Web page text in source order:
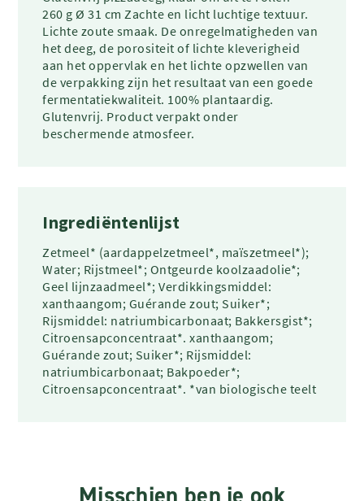
260 g Ø 31 cm Zachte en licht luchtige textuur.
Lichte zoute smaak. De onregelmatigheden van
het deeg, de porositeit of lichte kleverigheid
aan het oppervlak en het lichte opzwellen van
de verpakking zijn het resultaat van een goede
fermentatiekwaliteit. 100% plantaardig.
Glutenvrij. Product verpakt onder
beschermende atmosfeer.
Ingrediëntenlijst
Zetmeel* (aardappelzetmeel*, maïszetmeel*);
Water; Rijstmeel*; Ontgeurde koolzaadolie*;
Geel lijnzaadmeel*; Verdikkingsmiddel:
xanthaangom; Guérande zout; Suiker*;
Rijsmiddel: natriumbicarbonaat; Bakkersgist*;
Citroensapconcentraat*. xanthaangom;
Guérande zout; Suiker*; Rijsmiddel:
natriumbicarbonaat; Bakpoeder*;
Citroensapconcentraat*. *van biologische teelt